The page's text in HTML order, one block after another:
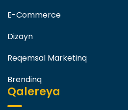
E-Commerce
Dizayn
Rəqəmsal Marketinq
Brendinq
Qalereya